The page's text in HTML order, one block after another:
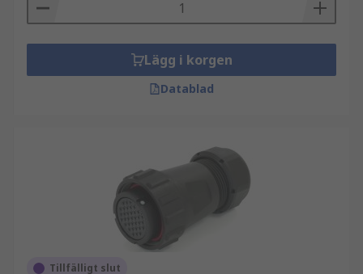
Lägg i korgen
Datablad
Tillfälligt slut